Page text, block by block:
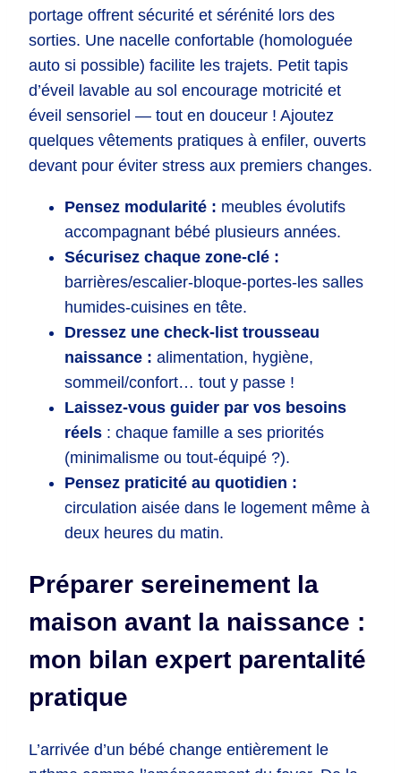
portage offrent sécurité et sérénité lors des
sorties. Une nacelle confortable (homologuée
auto si possible) facilite les trajets. Petit tapis
d’éveil lavable au sol encourage motricité et
éveil sensoriel — tout en douceur ! Ajoutez
quelques vêtements pratiques à enfiler, ouverts
devant pour éviter stress aux premiers changes.
Pensez modularité : meubles évolutifs
accompagnant bébé plusieurs années.
Sécurisez chaque zone-clé :
barrières/escalier-bloque-portes-les salles
humides-cuisines en tête.
Dressez une check-list trousseau
naissance : alimentation, hygiène,
sommeil/confort… tout y passe !
Laissez-vous guider par vos besoins
réels : chaque famille a ses priorités
(minimalisme ou tout-équipé ?).
Pensez praticité au quotidien :
circulation aisée dans le logement même à
deux heures du matin.
Préparer sereinement la
maison avant la naissance :
mon bilan expert parentalité
pratique
L’arrivée d’un bébé change entièrement le